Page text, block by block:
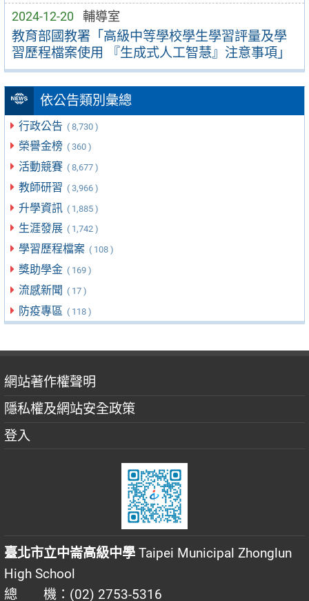
2024-12-20 輔導室
教育部國教署「高級中等學校學生學習評量及學
習歷程檔案使用 『生成式人工智慧』注意事項」
依公告類別彙總
行政公告 ( 8,730 )
榮譽金榜 ( 360 )
活動競賽 ( 8,677 )
教師研習 ( 3,966 )
升學資訊 ( 1,885 )
生涯發展 ( 1,742 )
學習歷程檔案 ( 108 )
獎助學金 ( 169 )
流感新聞 ( 17 )
防疫專區 ( 118 )
網站著作權聲明
隱私權及網站安全政策
登入
臺北市立中崙高級中學 Taipei Municipal Zhonglun
High School
總 機：(02) 2753-5316